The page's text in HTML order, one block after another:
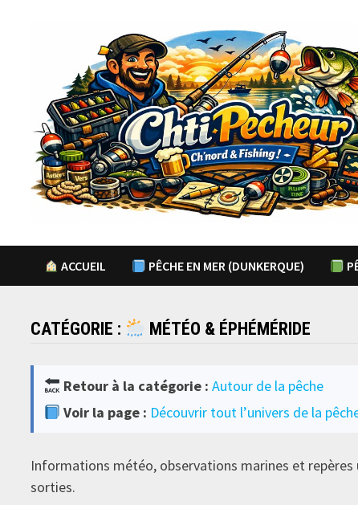
ACCUEIL PÊCHE EN MER (DUNKERQUE)
CATÉGORIE : MÉTÉO & ÉPHÉMÉRIDE
Retour à la catégorie : Autour de la pêche
Voir la page : Découvrir tout l’univers de la
Informations météo, observations marines et
sorties.